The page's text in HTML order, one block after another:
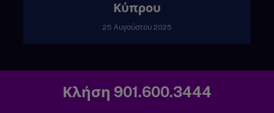
Κύπρου
25 Αυγούστου 2025
Κλήση 901.600.3444